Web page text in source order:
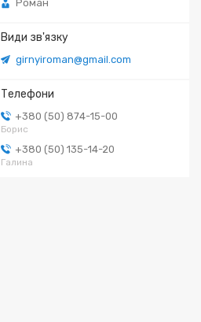
Роман
girnyiroman@gmail.com
+380 (50) 874-15-00
Борис
+380 (50) 135-14-20
Галина